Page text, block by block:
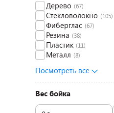
Дерево (67)
Стекловолокно (105)
Фиберглас (67)
Резина (38)
Пластик (11)
Металл (8)
Посмотреть все
Вес бойка